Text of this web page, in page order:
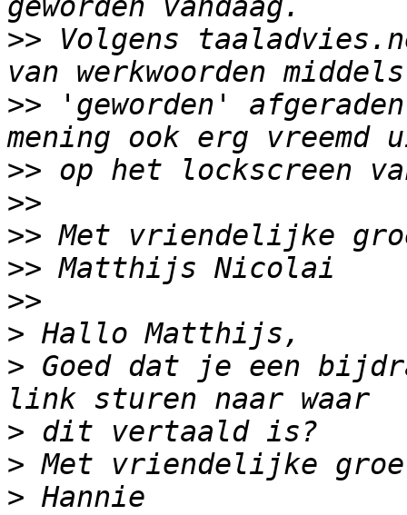
>> Volgens
>> 'geworden'
>>
>>
>>
>>
>>
>
> Goed dat je een
>
>
>